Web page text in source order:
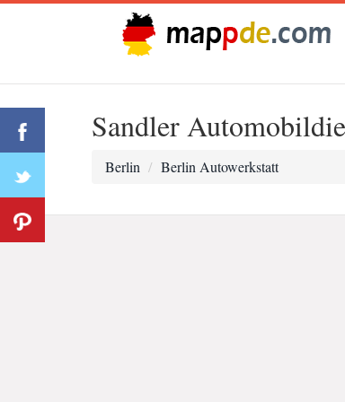
Sandler
Berlin Berlin Autowerkstatt